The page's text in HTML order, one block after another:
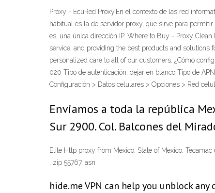
Proxy - EcuRed Proxy.En el contexto de las red
habitual es la de servidor proxy, que sirve para
es, una única dirección IP. Where to Buy - Proxy
service, and providing the best products and solutions
personalized care to all of our customers. ¿Cómo
020 Tipo de autenticación: dejar en blanco Tipo de
Configuración > Datos celulares > Opciones > Red
Enviamos a toda la república
Sur 2900. Col. Balcones del
Elite Http proxy from Mexico, State of Mexico,
, zip 55767, asn
hide.me VPN can help you unblock